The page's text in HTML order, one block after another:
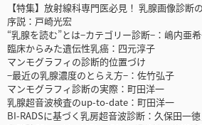
【特集】放射線科専門医必見！ 乳腺画像診断
序説：戸崎光宏
“乳腺を読む”とは−カテゴリー診断−：嶋内亜
臨床からみた遺伝性乳癌：四元淳子
マンモグラフィの診断的位置づけ
−最近の乳腺濃度のとらえ方−：佐竹弘子
マンモグラフィ診断の実際：町田洋一
乳腺超音波検査のup-to-date：町田洋一
BI-RADSに基づく乳房超音波診断：久保田一